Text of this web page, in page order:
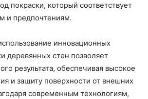
покраски, который соответствует
и предпочтениям.
инновационных
деревянных стен позволяет
результата, обеспечивая высокое
и защиту поверхности от внешних
современным технологиям,